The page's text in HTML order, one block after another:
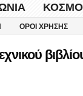
ΌΡΟΙ ΧΡΉΣΗΣ